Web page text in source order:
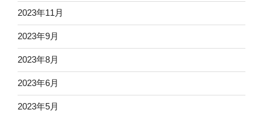
2023年11月
2023年9月
2023年8月
2023年6月
2023年5月